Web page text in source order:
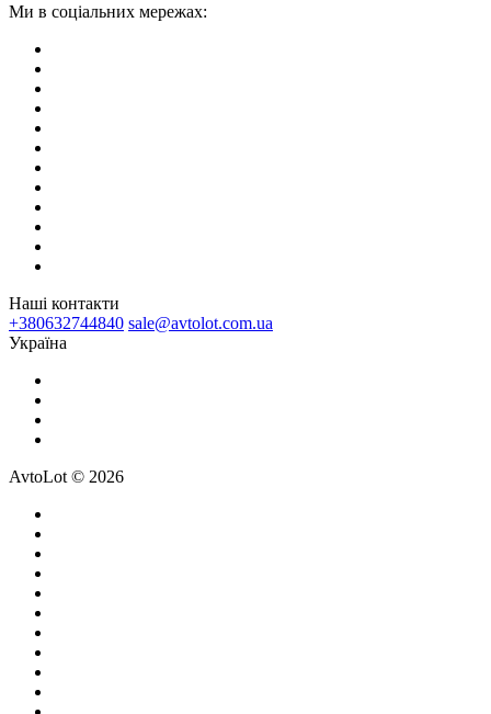
Ми в соціальних мережах:
Наші контакти
+380632744840 sale@avtolot.com.ua
Українa
AvtoLot © 2026